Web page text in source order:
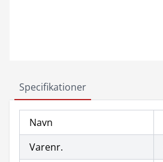
Specifikationer
Navn
Varenr.